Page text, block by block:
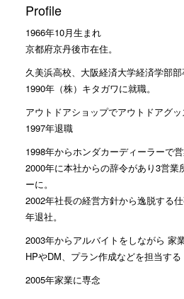
Profile
1966年10月生まれ
京都府京丹後市在住。
久美浜高校、大阪経済大学経済学部
1990年（株）キタガワに就職。
アウトドアショップでアウトドアグッ
1997年退職
1998年からホンダカーディーラーで営
2000年に本社からの辞令があり3営業
ーに。
2002年社長の経営方針から逸脱する
年退社。
2003年からアルバイトをしながら 家
HPやDM、プラン作成などを担当する
2005年家業に専念